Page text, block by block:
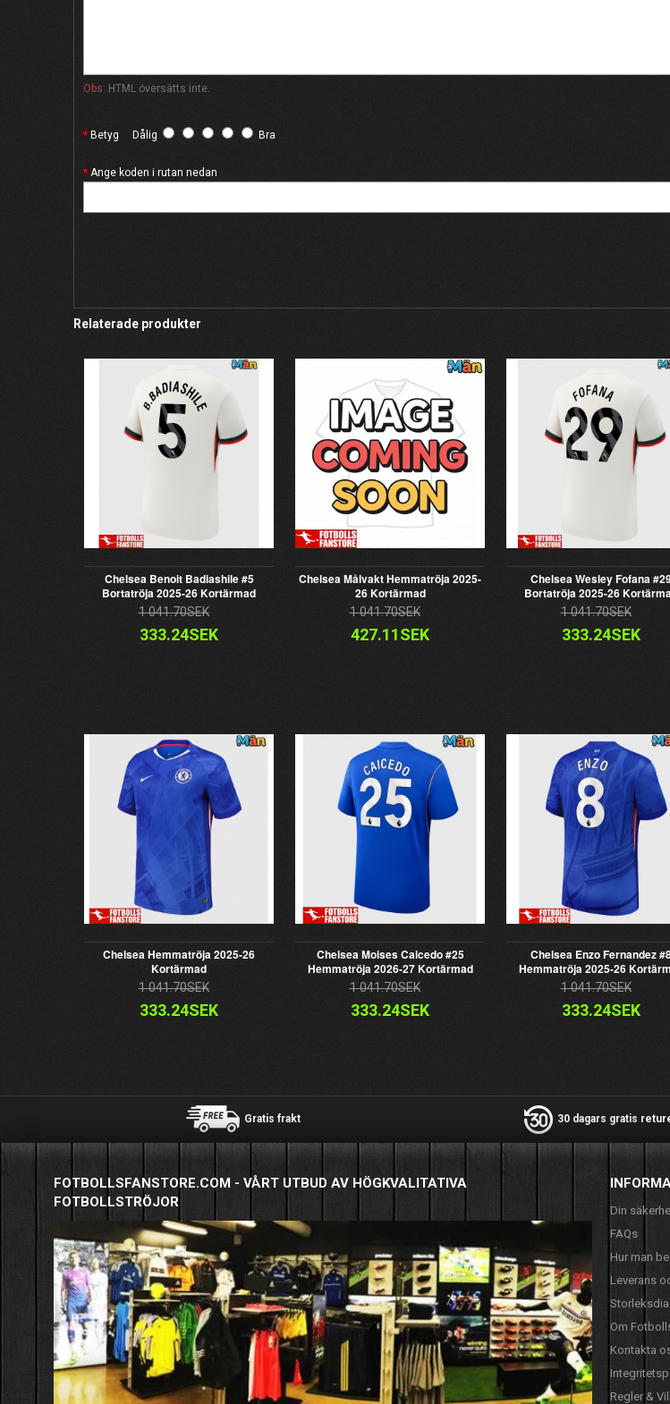
Obs: HTML översätts inte.
Betyg Dålig Bra
Ange koden i rutan nedan
Relaterade produkter
Chelsea Benoit Badiashile #5
Bortatröja 2025-26 Kortärmad
1 041.70SEK
333.24SEK
Chelsea Målvakt Hemmatröja 2025-
26 Kortärmad
1 041.70SEK
427.11SEK
Chelsea Wesley Fofana
Bortatröja 2025-26
1 041.70SEK
333.24SEK
Chelsea Hemmatröja 2025-26
Kortärmad
1 041.70SEK
333.24SEK
Chelsea Moises Caicedo #25
Hemmatröja 2026-27 Kortärmad
1 041.70SEK
333.24SEK
Chelsea Enzo Fernandez
Hemmatröja 2025-26
1 041.70SEK
333.24SEK
Gratis frakt 30 dagars gratis
FOTBOLLSFANSTORE.COM - VÅRT UTBUD AV HÖGKVALITATIVA
FOTBOLLSTRÖJOR
Din
FAQs
Hur man
Leverans
Om
Kontakta
Regler &